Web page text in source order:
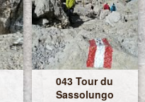
043 Tour du
Sassolungo